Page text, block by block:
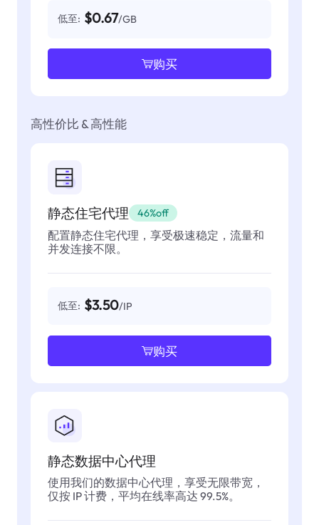
低至: $0.67/GB
购买
高性价比 & 高性能
静态住宅代理 46%off
配置静态住宅代理，享受极速稳定，流量和
并发连接不限。
低至: $3.50/IP
购买
静态数据中心代理
使用我们的数据中心代理，享受无限带宽，
仅按 IP 计费，平均在线率高达 99.5%。